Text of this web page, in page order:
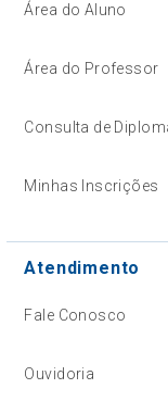
Área do Aluno
Área do Professor
Consulta de
Minhas Inscrições
Atendimento
Fale Conosco
Ouvidoria